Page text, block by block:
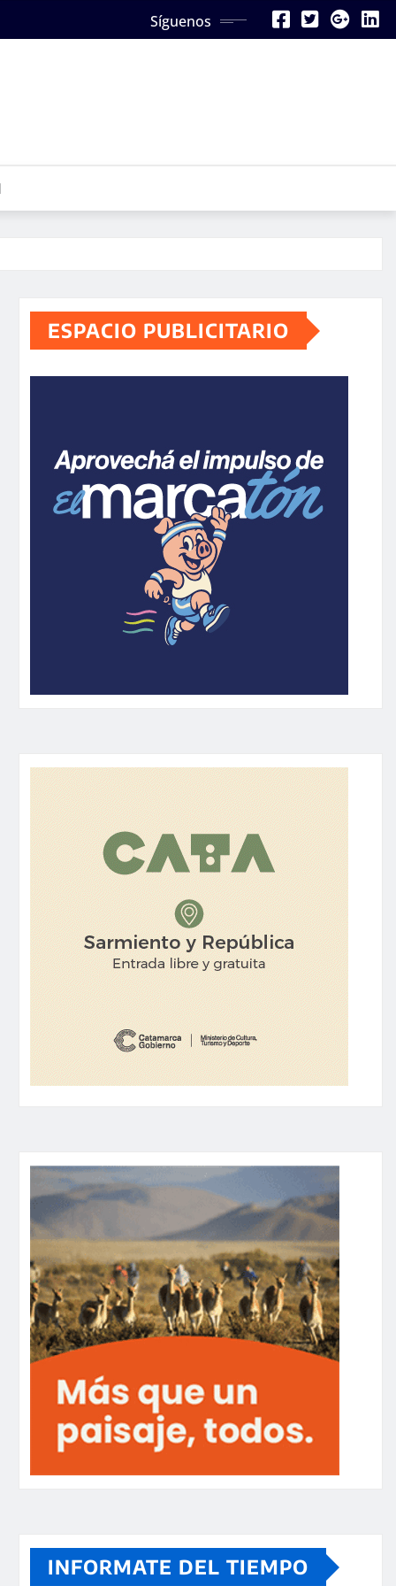
Síguenos
ESPACIO PUBLICITARIO
INFORMATE DEL TIEMPO